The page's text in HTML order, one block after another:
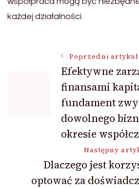
każdej działalności.
Nawigacja
wpisu
Poprzedni artykuł
Efektywne
finansami
fundament
dowolnego
okresie
Następny
Dlaczego jest
optować za